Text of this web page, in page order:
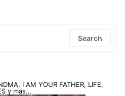
Search
I AM YOUR FATHER, LIFE,
y más…